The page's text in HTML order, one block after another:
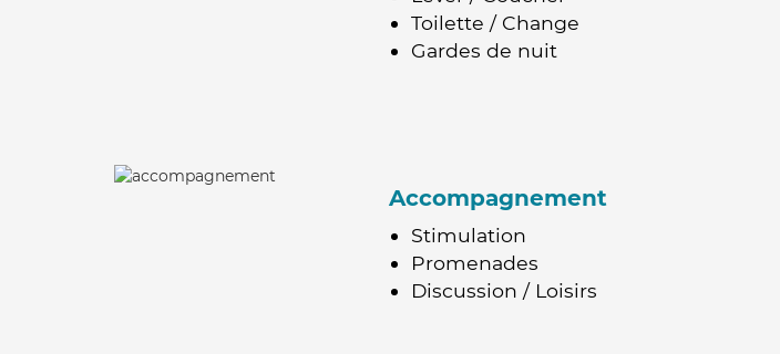
Toilette / Change
Gardes de nuit
Accompagnement
Stimulation
Promenades
Discussion / Loisirs